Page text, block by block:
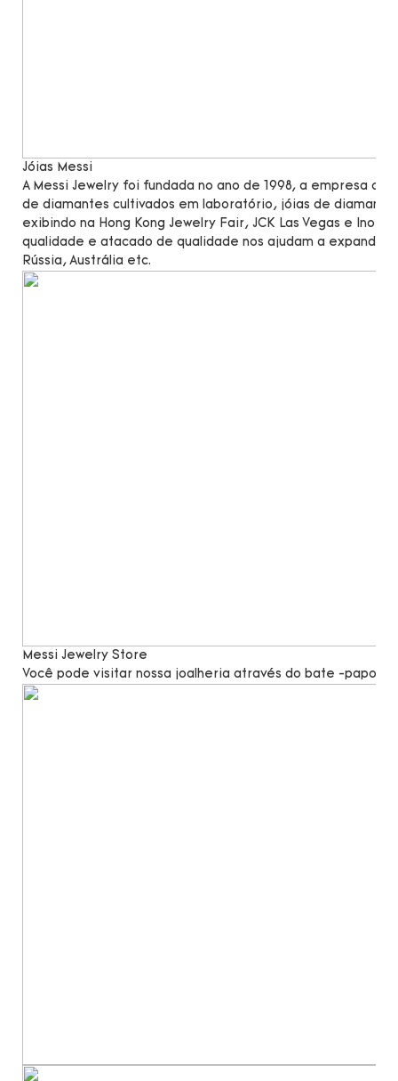
Jóias Messi
A Messi Jewelry foi fundada no ano de 1998, a empresa
de diamantes cultivados em laboratório, jóias de
exibindo na Hong Kong Jewelry Fair, JCK Las Vegas e
qualidade e atacado de qualidade nos ajudam a expandir
Rússia, Austrália etc.
Messi Jewelry Store
Você pode visitar nossa joalheria através do bate -papo